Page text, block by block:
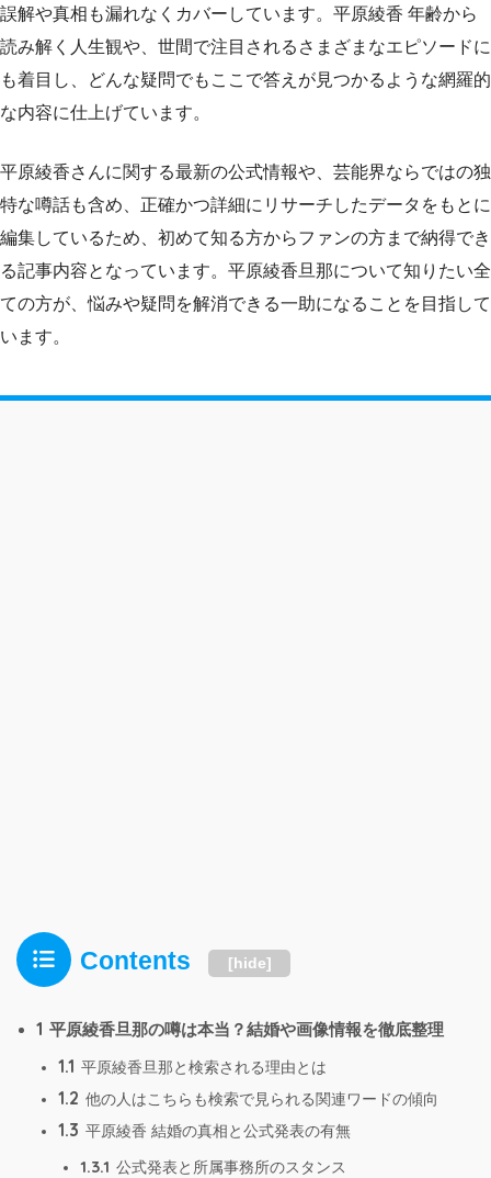
誤解や真相も漏れなくカバーしています。平原綾香 年齢から
読み解く人生観や、世間で注目されるさまざまなエピソードに
も着目し、どんな疑問でもここで答えが見つかるような網羅的
な内容に仕上げています。
平原綾香さんに関する最新の公式情報や、芸能界ならではの独
特な噂話も含め、正確かつ詳細にリサーチしたデータをもとに
編集しているため、初めて知る方からファンの方まで納得でき
る記事内容となっています。平原綾香旦那について知りたい全
ての方が、悩みや疑問を解消できる一助になることを目指して
います。
Contents [hide]
1 平原綾香旦那の噂は本当？結婚や画像情報を徹底整理
1.1 平原綾香旦那と検索される理由とは
1.2 他の人はこちらも検索で見られる関連ワードの傾向
1.3 平原綾香 結婚の真相と公式発表の有無
1.3.1 公式発表と所属事務所のスタンス